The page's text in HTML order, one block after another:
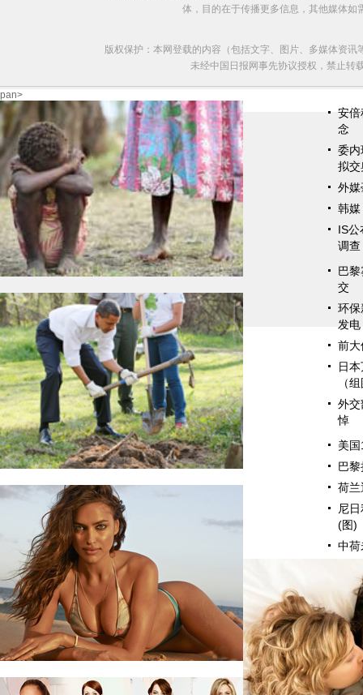
体，目的在于传播更多信息，其他媒体
版权保护：本网登载的内容（包括文字、图片、多媒体资
未经中国日报网事先协议授权，禁止转
pan>
强飓风重创瓦努阿图 灾区面临饥荒传染病威胁
又是一年植树节 盘点各国政要身体力行热心绿化
安倍
念
委内
拟交
外媒
韩媒
IS公
调查
巴
交
环保
发电
前大
日
（
外交
悼
美
巴
荷兰
尼
(图)
中荷